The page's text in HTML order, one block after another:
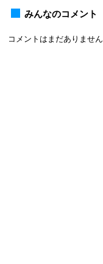
みんなのコメント
コメントはまだありません